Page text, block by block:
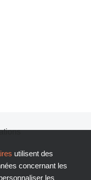
utilisent des
concernant les
les